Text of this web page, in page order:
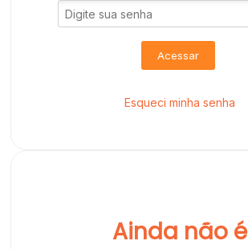
Acessar
Esqueci minha senha
Ainda não é